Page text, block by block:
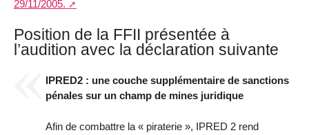
29/11/2005.
Position de la FFII présentée à
l’audition avec la déclaration suivante
IPRED2 : une couche supplémentaire de sanctions
pénales sur un champ de mines juridique
Afin de combattre la « piraterie », IPRED 2 rend